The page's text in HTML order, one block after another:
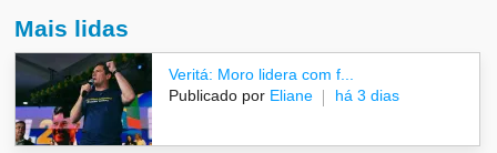
Mais lidas
Veritá: Moro lidera com f...
Publicado por Eliane há 3 dias